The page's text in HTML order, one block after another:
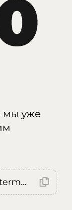
мы уже
Error: (intermediate value)(intermediate value)(intermediate value).replaceAll is not a function